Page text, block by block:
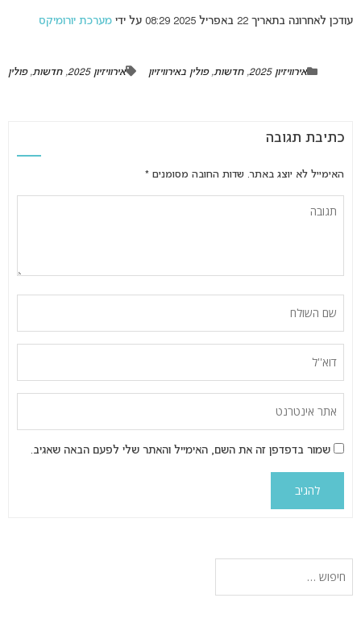
עודכן לאחרונה בתאריך 22 באפריל 2025 08:29 על ידי מערכת יורומיקס
אירוויזיון 2025 , חדשות, פולין באירוויזיון אירוויזיון 2025 , חדשות, פולין
כתיבת תגובה
האימייל לא יוצג באתר. שדות החובה מסומנים *
שמור בדפדפן זה את השם, האימייל והאתר שלי לפעם הבאה שאגיב.